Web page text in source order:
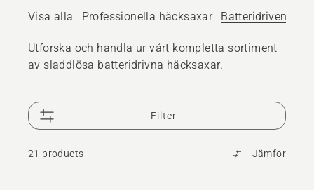
Visa alla Professionella häcksaxar Batteridriven
Utforska och handla ur vårt kompletta sortiment
av sladdlösa batteridrivna häcksaxar.
Filter
21 products Jämför